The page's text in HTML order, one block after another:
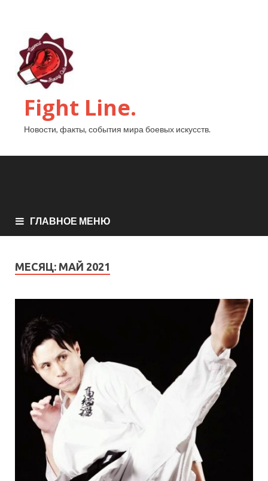
Fight Line.
Новости, факты, события мира боевых искусств.
ГЛАВНОЕ МЕНЮ
МЕСЯЦ: МАЙ 2021